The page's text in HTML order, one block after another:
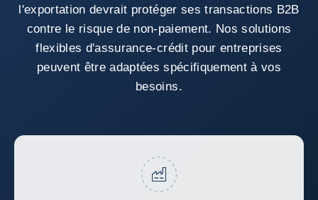
l'exportation devrait protéger ses transactions B2B
contre le risque de non-paiement. Nos solutions
flexibles d'assurance-crédit pour entreprises
peuvent être adaptées spécifiquement à vos
besoins.